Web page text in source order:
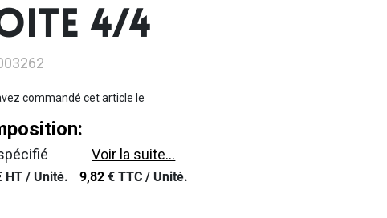
4/4
commandé cet article le
Voir la suite...
HT / Unité. 9,82 € TTC / Unité.